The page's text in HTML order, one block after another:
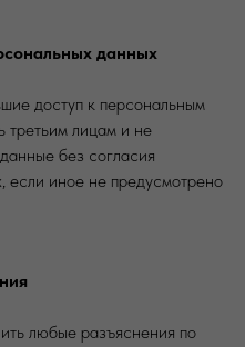
данных
доступ к персональным
третьим лицам и не
без согласия
если иное не предусмотрено
любые разъяснения по